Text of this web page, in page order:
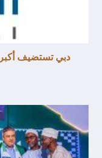
دبي تستضيف أكبر